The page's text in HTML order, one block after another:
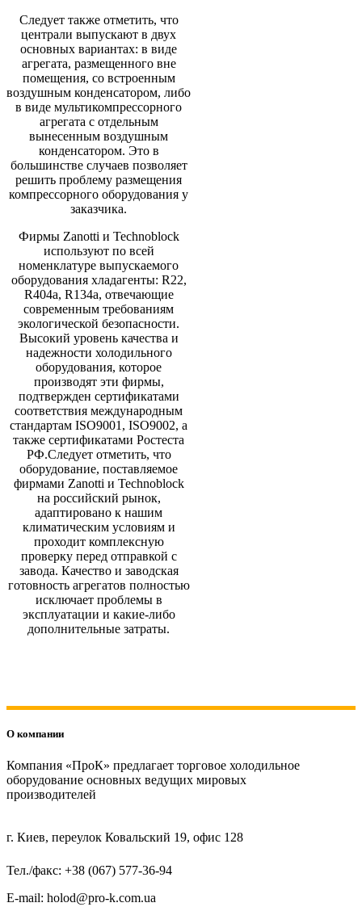
Следует также отметить, что
централи выпускают в двух
основных вариантах: в виде
агрегата, размещенного вне
помещения, со встроенным
воздушным конденсатором, либо
в виде мультикомпрессорного
агрегата с отдельным
вынесенным воздушным
конденсатором. Это в
большинстве случаев позволяет
решить проблему размещения
компрессорного оборудования у
заказчика.
Фирмы Zanotti и Technoblock
используют по всей
номенклатуре выпускаемого
оборудования хладагенты: R22,
R404a, R134a, отвечающие
современным требованиям
экологической безопасности.
Высокий уровень качества и
надежности холодильного
оборудования, которое
производят эти фирмы,
подтвержден сертификатами
соответствия международным
стандартам ISO9001, ISO9002, а
также сертификатами Ростеста
РФ.Следует отметить, что
оборудование, поставляемое
фирмами Zanotti и Technoblock
на российский рынок,
адаптировано к нашим
климатическим условиям и
проходит комплексную
проверку перед отправкой с
завода. Качество и заводская
готовность агрегатов полностью
исключает проблемы в
эксплуатации и какие-либо
дополнительные затраты.
О компании
Компания «ПроК» предлагает торговое холодильное
оборудование основных ведущих мировых
производителей
г. Киев, переулок Ковальский 19, офис 128
Тел./факс: +38 (067) 577-36-94
E-mail: holod@pro-k.com.ua